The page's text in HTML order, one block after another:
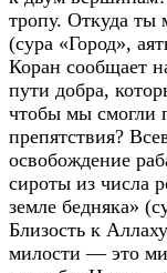
тропу. Откуда ты
(сура «Город»,
Коран сообщает
пути добра,
чтобы мы смогли
препятствия?
освобождение
сироты из числа
земле бедняка»
Близость к
милости — это